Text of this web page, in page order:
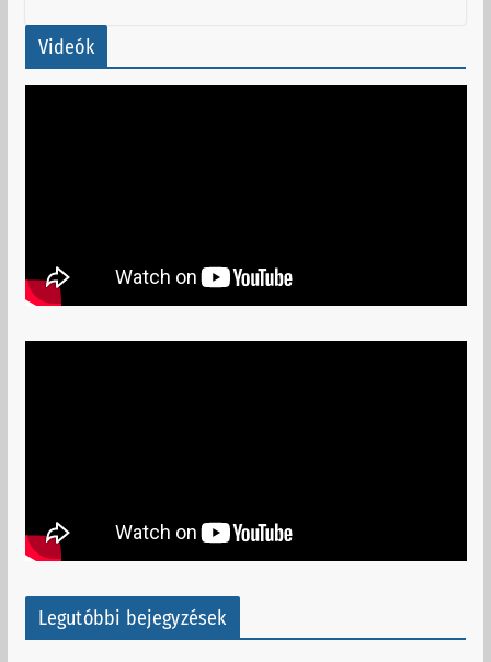
Videók
Legutóbbi bejegyzések